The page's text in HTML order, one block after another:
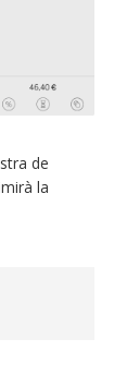
de
la